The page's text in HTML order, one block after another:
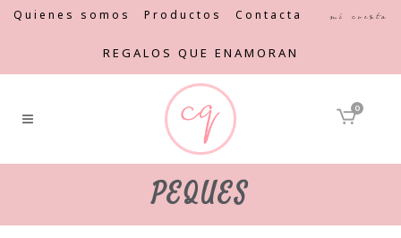
Quienes somos Productos Contacta Mi cuenta
REGALOS QUE ENAMORAN
0
PEQUES